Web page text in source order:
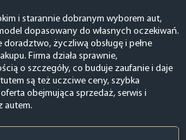
i starannie dobranym wyborem aut,
dopasowany do własnych oczekiwań.
życzliwą obsługę i pełne
Firma działa sprawnie,
o szczegóły, co buduje zaufanie i daje
są też uczciwe ceny, szybka
obejmująca sprzedaż, serwis i
autem.